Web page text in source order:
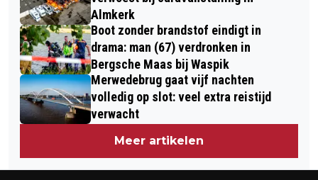
Almkerk
Boot zonder brandstof eindigt in
drama: man (67) verdronken in
Bergsche Maas bij Waspik
Merwedebrug gaat vijf nachten
volledig op slot: veel extra reistijd
verwacht
Meer artikelen